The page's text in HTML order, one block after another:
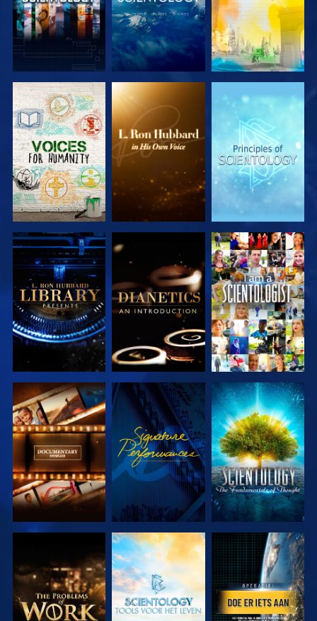
VERKEN DE
SERIE
VERKEN DE
SERIE
VERKEN DE
SERIE
VERKEN DE
SERIE
VERKEN DE
SERIE
KIJK
VERKEN DE
SERIE
KIJK
VERKEN DE
SERIE
VERKEN DE
SERIE
VERKEN DE
SERIE
KIJK